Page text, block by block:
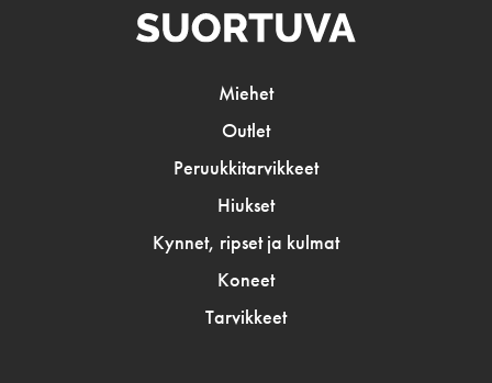
Miehet
Outlet
Peruukkitarvikkeet
Hiukset
Kynnet, ripset ja kulmat
Koneet
Tarvikkeet